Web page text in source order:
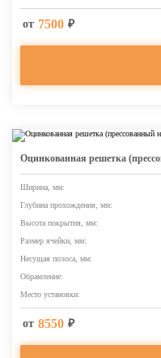
от 7500 ₽
Оцинкованная решетка
Ширина, мм:
Глубина прохождения, мм:
Высота покрытия, мм:
Размер ячейки, мм:
Несущая полоса, мм:
Обрамление:
Место установки:
от 8550 ₽